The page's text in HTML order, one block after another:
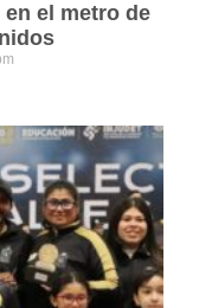
el metro de